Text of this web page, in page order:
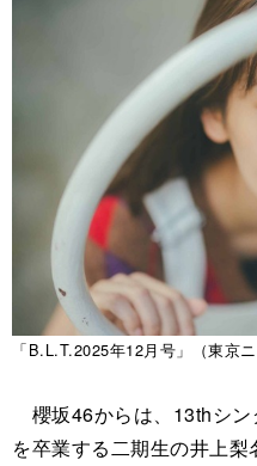
「B.L.T.2025年12月号」（東京
櫻坂46からは、13thシ
を卒業する二期生の井上